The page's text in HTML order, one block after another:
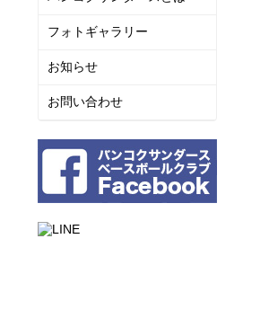
フォトギャラリー
お知らせ
お問い合わせ